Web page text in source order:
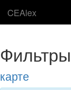
CEAlex
Фильтры
карте